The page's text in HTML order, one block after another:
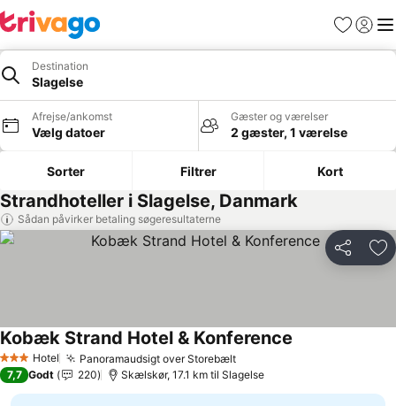
Favoritter
Log ind
Destination
Slagelse
Afrejse/ankomst
Vælg datoer
Gæster og værelser
2 gæster, 1 værelse
Sorter Filtrer Kort
Strandhoteller i Slagelse, Danmark
Sådan påvirker betaling søgeresultaterne
Del
3 StjernerHotel Panoramaudsigt over Storebælt
Kobæk Strand Hotel & Konference
7,7 Godt 220 Skælskør, 17.1 km til Slagelse